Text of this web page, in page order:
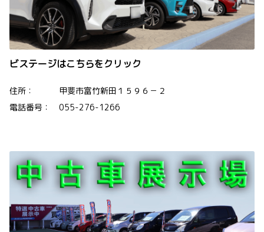
ビステージはこちらをクリック
住所： 甲斐市富竹新田１５９６－２
電話番号： 055-276-1266